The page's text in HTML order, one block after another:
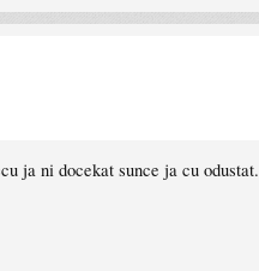
ja ni docekat sunce ja cu odustat.